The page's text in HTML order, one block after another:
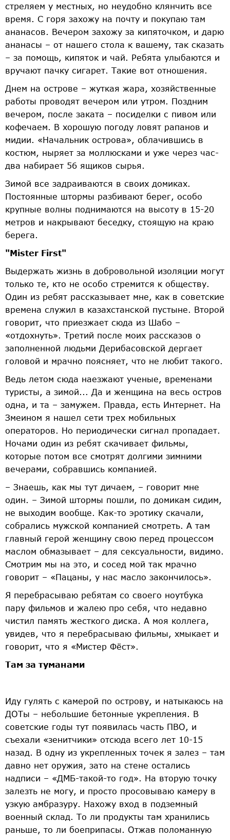
стреляем у местных, но неудобно клянчить все
время. С горя захожу на почту и покупаю там
ананасов. Вечером захожу за кипяточком, и дарю
ананасы – от нашего стола к вашему, так сказать
– за помощь, кипяток и чай. Ребята улыбаются и
вручают пачку сигарет. Такие вот отношения.
Днем на острове – жуткая жара, хозяйственные
работы проводят вечером или утром. Поздним
вечером, после заката – посиделки с пивом или
кофе­чаем. В хорошую погоду ловят рапанов и
мидии. «Начальник острова», облачившись в
костюм, ныряет за моллюсками и уже через час­
два набирает 5­6 ящиков сырья.
Зимой все задраиваются в своих домиках.
Постоянные штормы разбивают берег, особо
крупные волны поднимаются на высоту в 15-­20
метров и накрывают беседку, стоящую на краю
берега.
"Mister First"
Выдержать жизнь в добровольной изоляции могут
только те, кто не особо стремится к обществу.
Один из ребят рассказывает мне, как в советские
времена служил в казахстанской пустыне. Второй
говорит, что приезжает сюда из Шабо –
«отдохнуть». Третий после моих рассказов о
заполненной людьми Дерибасовской дергает
головой и мрачно поясняет, что не любит такого.
Ведь летом сюда наезжают ученые, временами
туристы, а зимой... Да и женщина на весь остров
одна, и та – замужем. Правда, есть Интернет. На
Змеином я нашел сети трех мобильных
операторов. Но периодически сигнал пропадает.
Ночами один из ребят скачивает фильмы,
которые потом все смотрят долгими зимними
вечерами, собравшись компанией.
– Знаешь, как мы тут дичаем, – говорит мне
один. – Зимой штормы пошли, по домикам сидим,
не выходим вообще. Как-то эротику скачали,
собрались мужской компанией смотреть. А там
главный герой женщину свою перед процессом
маслом обмазывает – для сексуальности, видимо.
Смотрим мы на это, и сосед мой так мрачно
говорит – «Пацаны, у нас масло закончилось».
Я перебрасываю ребятам со своего ноутбука
пару фильмов и жалею про себя, что недавно
чистил память жесткого диска. А моя коллега,
увидев, что я перебрасываю фильмы, хмыкает и
говорит, что я «Мистер Фёст».
Там за туманами
Иду гулять с камерой по острову, и натыкаюсь на
ДОТы – небольшие бетонные укрепления. В
советские годы тут появилась часть ПВО, и
съехали «зенитчики» отсюда всего лет 10-15
назад. В одну из укрепленных точек я залез – там
давно нет оружия, зато на стене остались
надписи – «ДМБ-такой-то год». На вторую точку
залезть не могу, и просто просовываю камеру в
узкую амбразуру. Нахожу вход в подземный
военный склад. То ли продукты там хранились
раньше, то ли боеприпасы. Отжав поломанную